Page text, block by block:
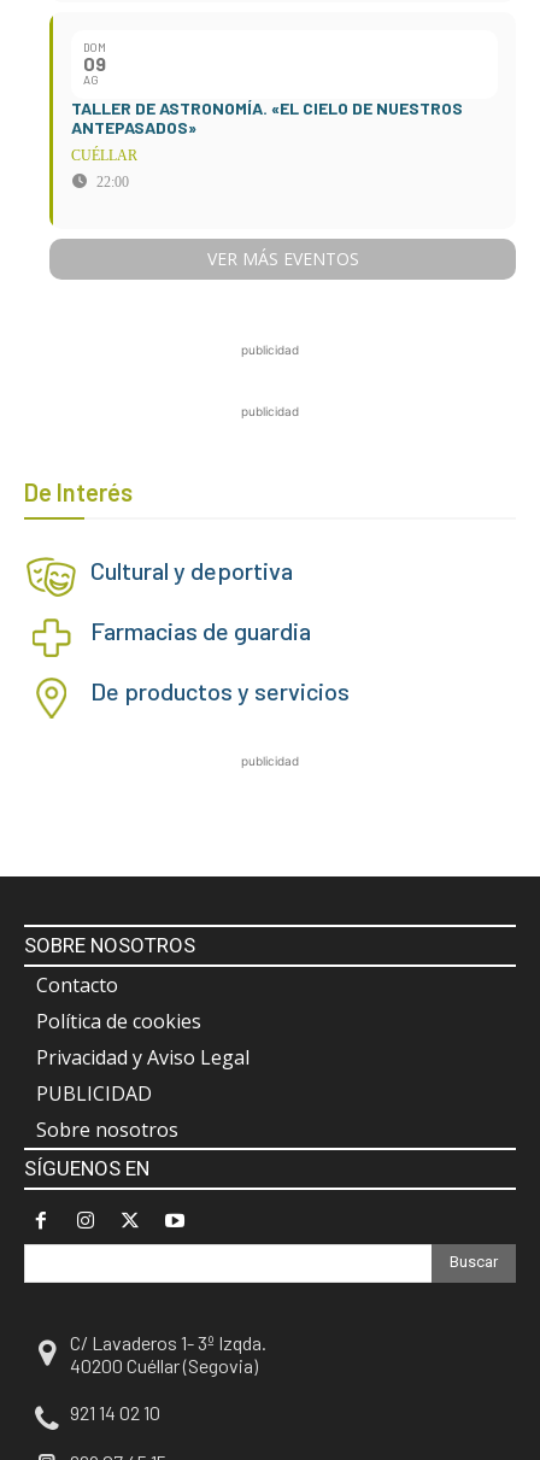
DOM
09
AG
TALLER DE ASTRONOMÍA. «EL CIELO DE NUESTROS
ANTEPASADOS»
CUÉLLAR
22:00
VER MÁS EVENTOS
publicidad
publicidad
De Interés
Cultural y deportiva
Farmacias de guardia
De productos y servicios
publicidad
SOBRE NOSOTROS
Contacto
Política de cookies
Privacidad y Aviso Legal
PUBLICIDAD
Sobre nosotros
SÍGUENOS EN
Buscar
C/ Lavaderos 1- 3º Izqda.
40200 Cuéllar (Segovia)
921 14 02 10